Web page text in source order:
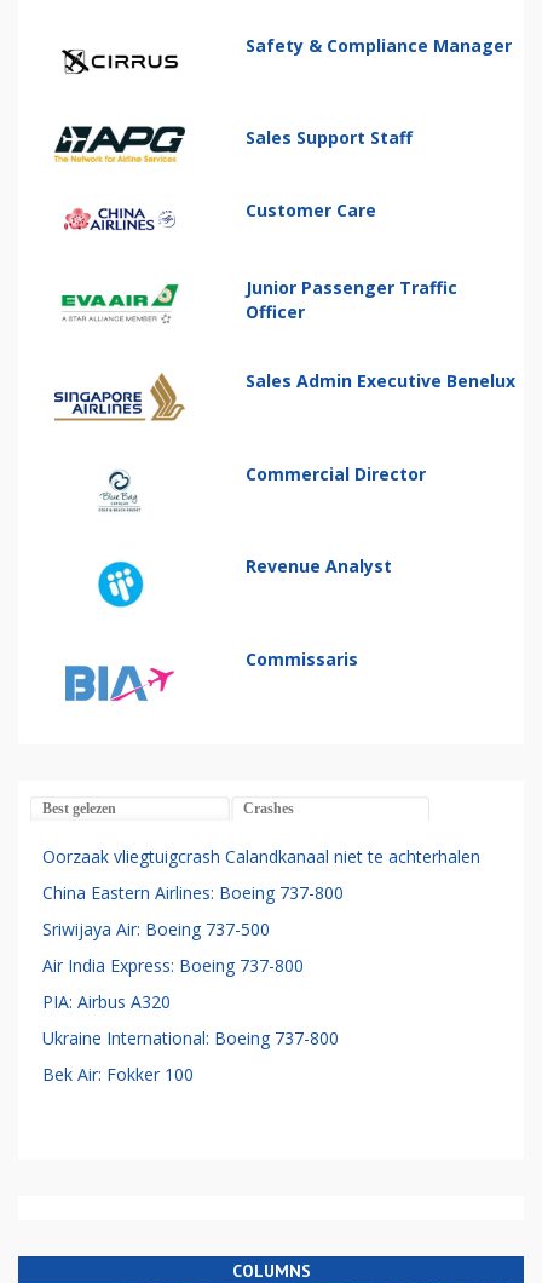
Safety & Compliance Manager
Sales Support Staff
Customer Care
Junior Passenger Traffic
Officer
Sales Admin Executive Benelux
Commercial Director
Revenue Analyst
Commissaris
Best gelezen Crashes
Oorzaak vliegtuigcrash Calandkanaal niet te achterhalen
China Eastern Airlines: Boeing 737-800
Sriwijaya Air: Boeing 737-500
Air India Express: Boeing 737-800
PIA: Airbus A320
Ukraine International: Boeing 737-800
Bek Air: Fokker 100
COLUMNS